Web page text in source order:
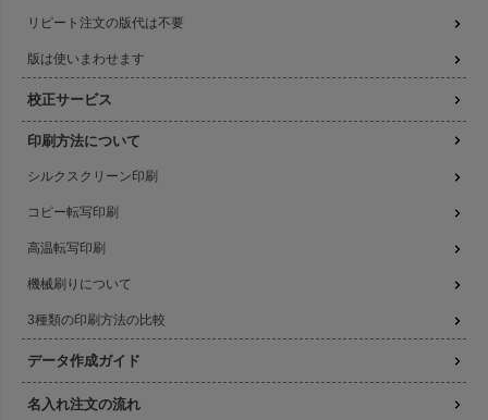
リピート注文の版代は不要
版は使いまわせます
校正サービス
印刷方法について
シルクスクリーン印刷
コピー転写印刷
高温転写印刷
機械刷りについて
3種類の印刷方法の比較
データ作成ガイド
名入れ注文の流れ